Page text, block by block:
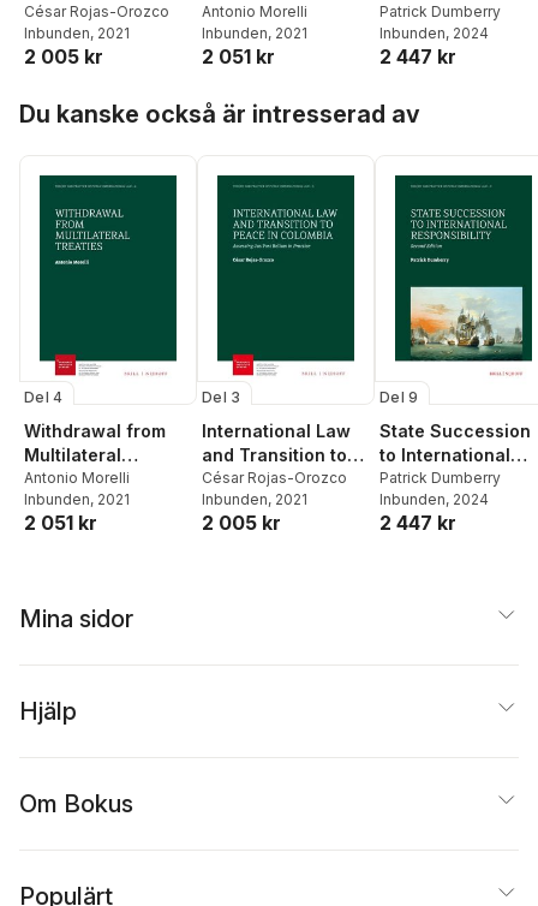
Peace in Colombia
César Rojas-Orozco
Inbunden, 2021
2 005 kr
Treaties
Antonio Morelli
Inbunden, 2021
2 051 kr
Responsibility
Patrick Dumberry
Inbunden, 2024
2 447 kr
Du kanske också är intresserad av
Del 4
Withdrawal from
Multilateral
Treaties
Antonio Morelli
Inbunden, 2021
2 051 kr
Del 3
International Law
and Transition to
Peace in Colombia
César Rojas-Orozco
Inbunden, 2021
2 005 kr
Del 9
State Succession
to International
Responsibility
Patrick Dumberry
Inbunden, 2024
2 447 kr
Mina sidor
Hjälp
Om Bokus
Populärt